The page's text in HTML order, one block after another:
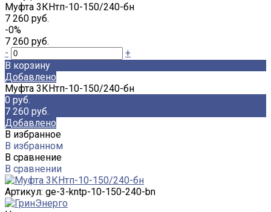
Муфта 3КНтп-10-150/240-бн
7 260 руб.
-0%
7 260 руб.
-
+
В корзину
Добавлено
Муфта 3КНтп-10-150/240-бн
0 руб.
7 260 руб.
Добавлено
В избранное
В избранном
В сравнение
В сравнении
Артикул: ge-3-kntp-10-150-240-bn